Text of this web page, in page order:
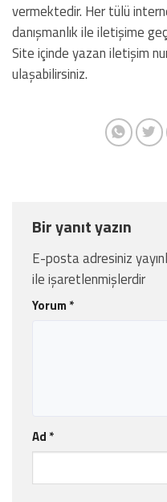
vermektedir. Her tülü
danışmanlık ile iletişime
Site içinde yazan iletişim
ulaşabilirsiniz.
Bir yanıt yazın
E-posta adresiniz
ile işaretlenmişlerdir
Yorum *
Ad *